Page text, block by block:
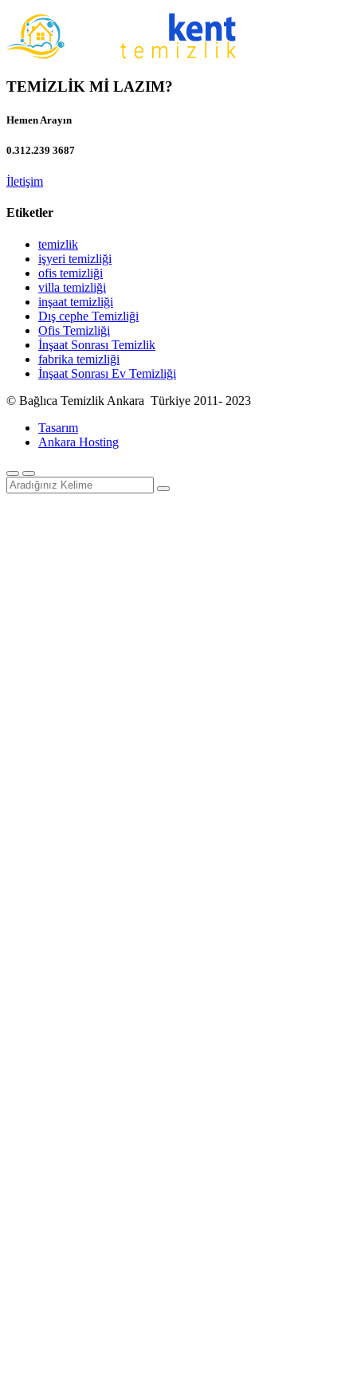
TEMİZLİK Mİ LAZIM?
Hemen Arayın
0.312.239 3687
İletişim
Etiketler
temizlik
işyeri temizliği
ofis temizliği
villa temizliği
inşaat temizliği
Dış cephe Temizliği
Ofis Temizliği
İnşaat Sonrası Temizlik
fabrika temizliği
İnşaat Sonrası Ev Temizliği
© Bağlıca Temizlik Ankara Türkiye 2011- 2023
Tasarım
Ankara Hosting